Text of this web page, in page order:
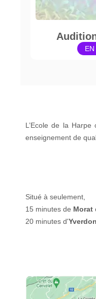
L’Ecole de la
enseignement de
Situé à seulement,
15 minutes de Morat
20 minutes d'